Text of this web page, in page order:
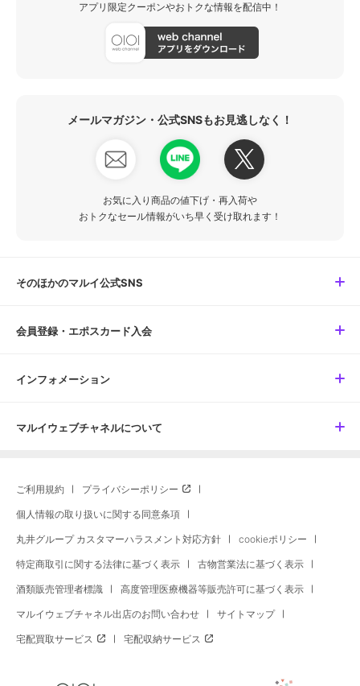
アプリ限定クーポンやおトクな情報を配信中！
メールマガジン・公式SNSもお見逃しなく！
お気に入り商品の値下げ・再入荷や
おトクなセール情報がいち早く受け取れます！
そのほかのマルイ公式SNS
会員登録・エポスカード入会
インフォメーション
マルイウェブチャネルについて
ご利用規約 プライバシーポリシー
個人情報の取り扱いに関する同意条項
丸井グループ カスタマーハラスメント対応方針 cookieポリシー
特定商取引に関する法律に基づく表示 古物営業法に基づく表示
酒類販売管理者標識 高度管理医療機器等販売許可に基づく表示
マルイウェブチャネル出店のお問い合わせ サイトマップ
宅配買取サービス 宅配収納サービス